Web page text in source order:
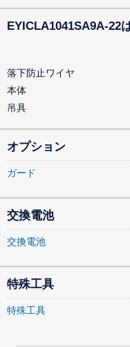
EYICLA1041SA9A-22
落下防止ワイヤ
本体
吊具
オプション
ガード
交換電池
交換電池
特殊工具
特殊工具